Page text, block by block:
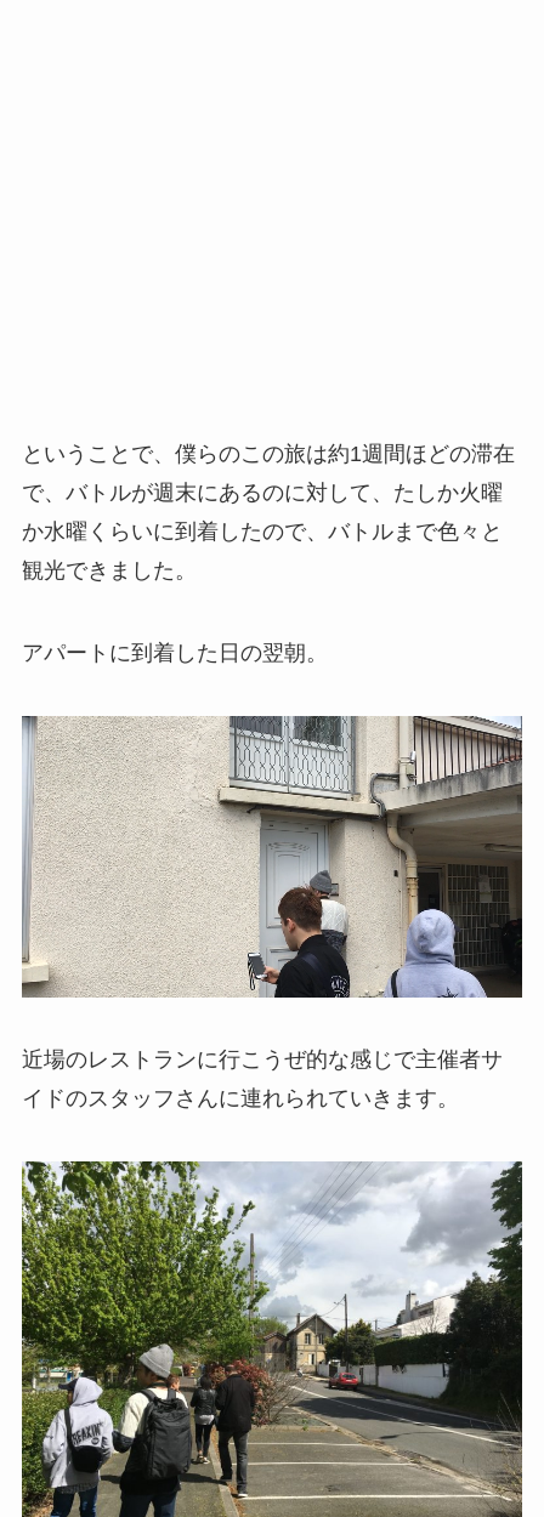
ということで、僕らのこの旅は約1週間ほどの滞在
で、バトルが週末にあるのに対して、たしか火曜
か水曜くらいに到着したので、バトルまで色々と
観光できました。
アパートに到着した日の翌朝。
近場のレストランに行こうぜ的な感じで主催者サ
イドのスタッフさんに連れられていきます。